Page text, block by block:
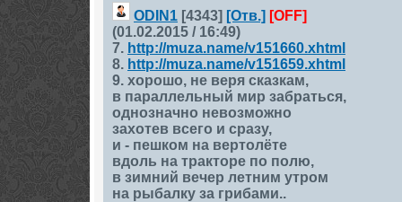
ODIN1 [4343] [Отв.] [OFF]
(01.02.2015 / 16:49)
7. http://muza.name/v151660.xhtml
8. http://muza.name/v151659.xhtml
9. хорошо, не веря сказкам,
в параллельный мир забраться,
однозначно невозможно
захотев всего и сразу,
и - пешком на вертолёте
вдоль на тракторе по полю,
в зимний вечер летним утром
на рыбалку за грибами..